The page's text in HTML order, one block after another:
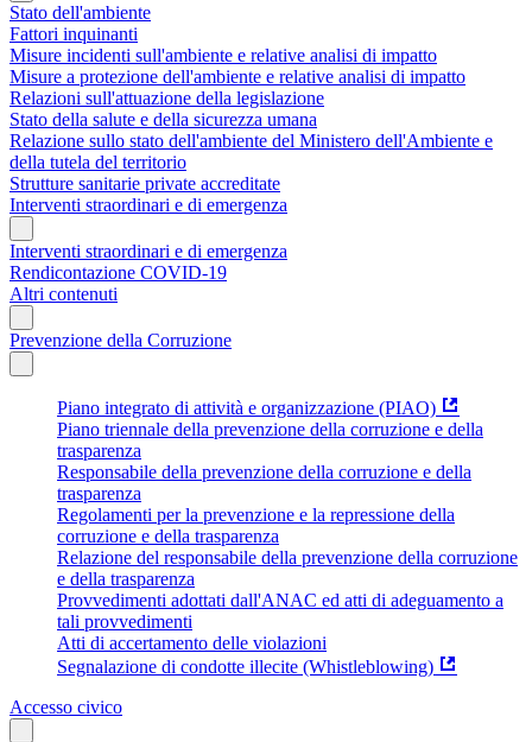
Stato dell'ambiente
Fattori inquinanti
Misure incidenti sull'ambiente e relative analisi di impatto
Misure a protezione dell'ambiente e relative analisi di impatto
Relazioni sull'attuazione della legislazione
Stato della salute e della sicurezza umana
Relazione sullo stato dell'ambiente del Ministero dell'Ambiente e
della tutela del territorio
Strutture sanitarie private accreditate
Interventi straordinari e di emergenza
Interventi straordinari e di emergenza
Rendicontazione COVID-19
Altri contenuti
Prevenzione della Corruzione
Piano integrato di attività e organizzazione (PIAO)
Piano triennale della prevenzione della corruzione e della
trasparenza
Responsabile della prevenzione della corruzione e della
trasparenza
Regolamenti per la prevenzione e la repressione della
corruzione e della trasparenza
Relazione del responsabile della prevenzione della corruzione
e della trasparenza
Provvedimenti adottati dall'ANAC ed atti di adeguamento a
tali provvedimenti
Atti di accertamento delle violazioni
Segnalazione di condotte illecite (Whistleblowing)
Accesso civico